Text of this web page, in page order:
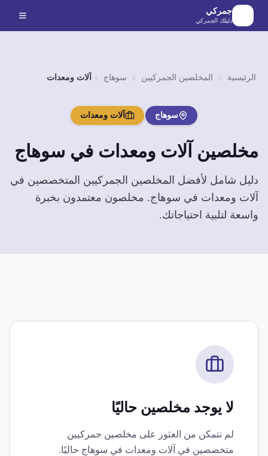
الانتقال إلى المحتوى الرئيسي
جمركي
دليلك الجمركي
الرئيسية المخلصين الجمركيين سوهاج آلات ومعدات
سوهاج آلات ومعدات
مخلصين آلات ومعدات في سوهاج
دليل شامل لأفضل المخلصين الجمركيين المتخصصين في
آلات ومعدات في سوهاج. مخلصون معتمدون بخبرة
واسعة لتلبية احتياجاتك.
لا يوجد مخلصين حاليًا
لم نتمكن من العثور على مخلصين جمركيين
متخصصين في آلات ومعدات في سوهاج حاليًا.